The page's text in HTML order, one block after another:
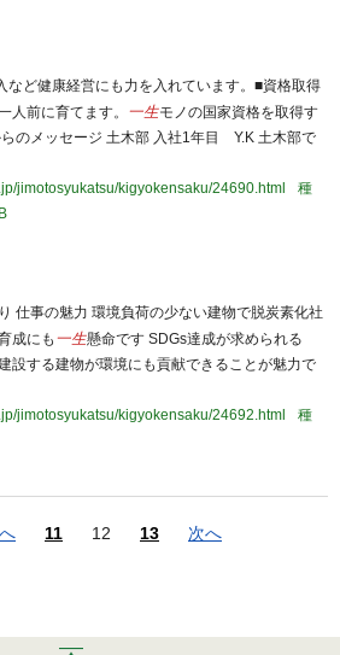
など健康経営にも力を入れています。■資格取得
人前に育てます。 一生モノの国家資格を取得す
のメッセージ 土木部 入社1年目 Y.K 土木部で
jimotosyukatsu/kigyokensaku/24690.html
種
仕事の魅力 環境負荷の少ない建物で脱炭素化社
成にも 一生懸命です SDGs達成が求められる
設する建物が環境にも貢献できることが魅力で
jimotosyukatsu/kigyokensaku/24692.html
種
11 12 13 次へ